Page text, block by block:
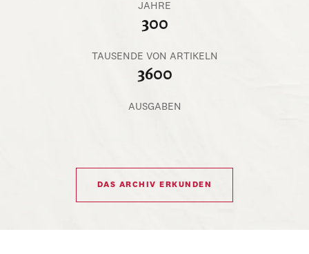
JAHRE
300
TAUSENDE VON ARTIKELN
3600
AUSGABEN
DAS ARCHIV ERKUNDEN